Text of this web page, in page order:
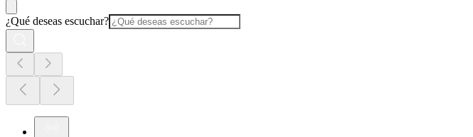
¿Qué deseas escuchar?